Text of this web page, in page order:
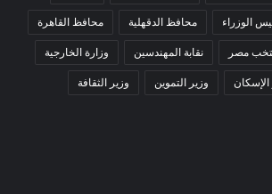
الوزراء محافظ الدقهلية
محافظ القاهرة
مصر نقابة المهندسين
وزارة الخارجية
الإسكان وزير التموين
وزير الثقافة